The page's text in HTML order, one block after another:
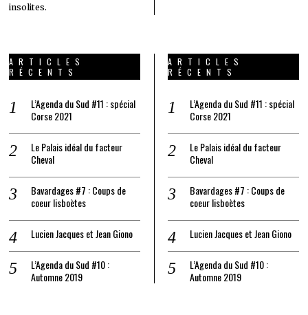
insolites.
ARTICLES
RÉCENTS
L’Agenda du Sud #11 : spécial
Corse 2021
Le Palais idéal du facteur
Cheval
Bavardages #7 : Coups de
coeur lisboètes
Lucien Jacques et Jean Giono
L’Agenda du Sud #10 :
Automne 2019
ARTICLES
RÉCENTS
L’Agenda du Sud #11 : spécial
Corse 2021
Le Palais idéal du facteur
Cheval
Bavardages #7 : Coups de
coeur lisboètes
Lucien Jacques et Jean Giono
L’Agenda du Sud #10 :
Automne 2019